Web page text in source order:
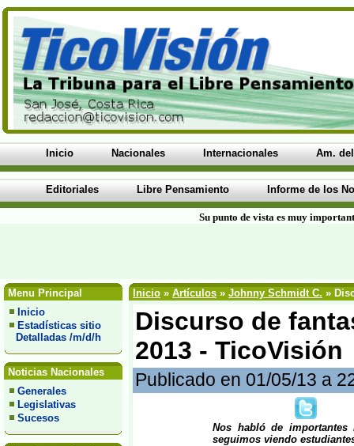
Inicio Nacionales Internacionales Am.
Editoriales Libre Pensamiento Informe de los
Su punto de vista es muy
Menu Principal
Inicio
Estadísticas sitio
Detalladas /m/d/h
Noticias Nacionales
Generales
Legislativas
Sucesos
Inicio » Artículos » Johnny Schmidt C. »
Discurso de
2013 - TicoVisión
Publicado en 01/05/13 a
Nos habló de importantes
seguimos viendo